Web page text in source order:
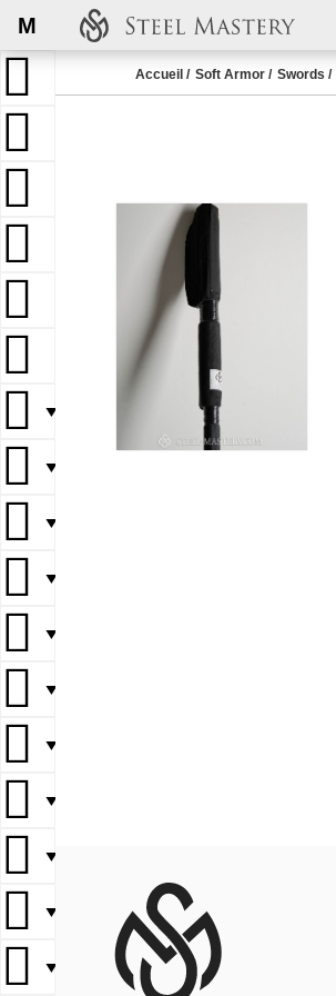
M
▼
▼
▼
▼
▼
▼
▼
▼
▼
▼
▼
Accueil Soft Armor Swords